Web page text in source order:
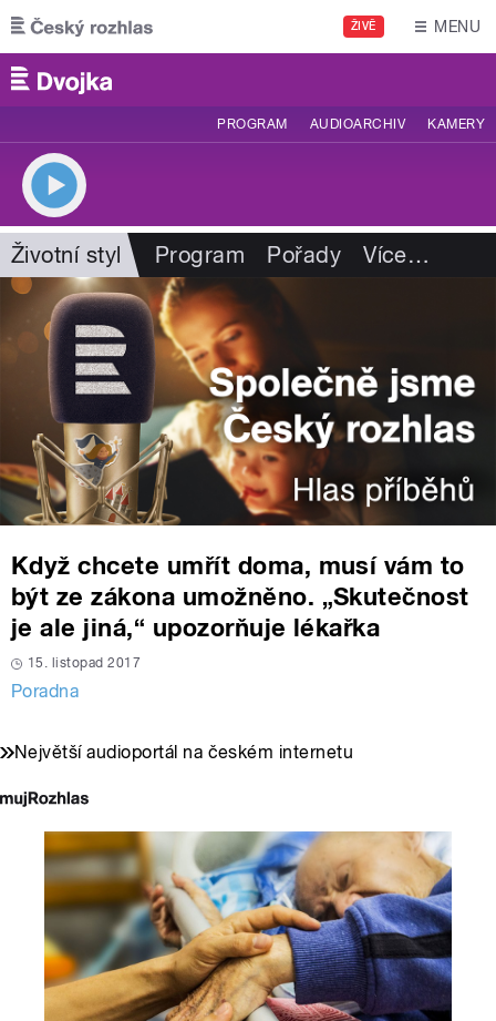
Přejít k hlavnímu obsahu
ŽIVĚ MENU
PROGRAM AUDIOARCHIV KAMERY
Životní styl Program Pořady Více…
Když chcete umřít doma, musí vám to
být ze zákona umožněno. „Skutečnost
je ale jiná,“ upozorňuje lékařka
15. listopad 2017
Poradna
Největší audioportál na českém internetu